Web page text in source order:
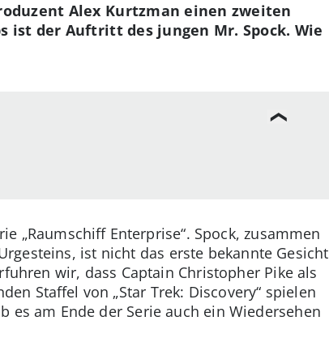
Alex Kurtzman einen zweiten
ist der Auftritt des jungen Mr. Spock. Wie
„Raumschiff Enterprise“. Spock, zusammen
ist nicht das erste bekannte Gesicht
wir, dass Captain Christopher Pike als
Staffel von „Star Trek: Discovery“ spielen
am Ende der Serie auch ein Wiedersehen